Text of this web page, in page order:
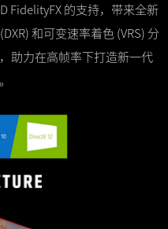
FidelityFX 的支持，带来全新
和可变速率着色 (VRS) 分
助力在高帧率下打造新一代